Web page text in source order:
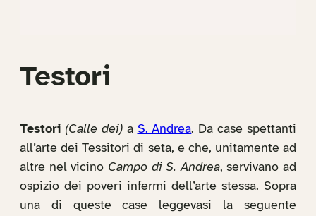
Testori
Testori (Calle dei)a S. Andrea. Da case spettanti
all’arte dei Tessitori di seta, e che, unitamente ad
altre nel vicino Campo di S. Andrea, servivano ad
ospizio dei poveri infermi dell’arte stessa. Sopra
una di queste case leggevasi la seguente